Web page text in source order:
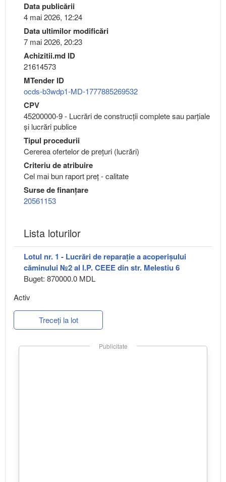
Data publicării
4 mai 2026, 12:24
Data ultimilor modificări
7 mai 2026, 20:23
Achizitii.md ID
21614573
MTender ID
ocds-b3wdp1-MD-1777885269532
CPV
45200000-9 - Lucrări de construcţii complete sau parţiale
şi lucrări publice
Tipul procedurii
Cererea ofertelor de prețuri (lucrări)
Criteriu de atribuire
Cel mai bun raport preț - calitate
Surse de finanțare
20561153
Lista loturilor
Lotul nr. 1 - Lucrări de reparație a acoperișului
căminului №2 al I.P. CEEE din str. Melestiu 6
Buget: 870000.0 MDL
Activ
Treceți la lot
Publicitate